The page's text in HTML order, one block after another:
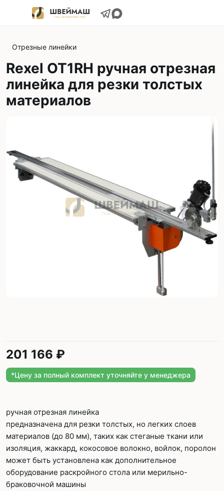
Отрезные линейки
Rexel ОТ1RH ручная отрезная
линейка для резки толстых
материалов
201 166 ₽
*Цену за полный комплект уточняйте у менеджера
ручная отрезная линейка
предназначена для резки толстых, но легких слоев
материалов (до 80 мм), таких как стеганые ткани или
изоляция, жаккард, кокосовое волокно, войлок, поролон
может быть установлена как дополнительное
оборудование раскройного стола или мерильно-
браковочной машины